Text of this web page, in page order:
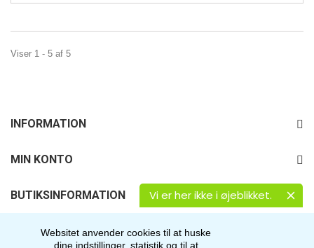
Vi er her ikke i øjeblikket.
Viser 1 - 5 af 5
INFORMATION
MIN KONTO
BUTIKSINFORMATION
Websitet anvender cookies til at huske
dine indstillinger, statistik og til at
FØLG OS